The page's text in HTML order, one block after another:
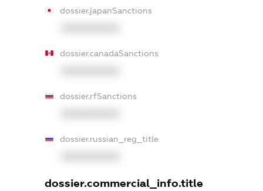
dossier.japanSanctions
dossier.canadaSanctions
dossier.rfSanctions
dossier.russian_reg_title
dossier.commercial_info.title